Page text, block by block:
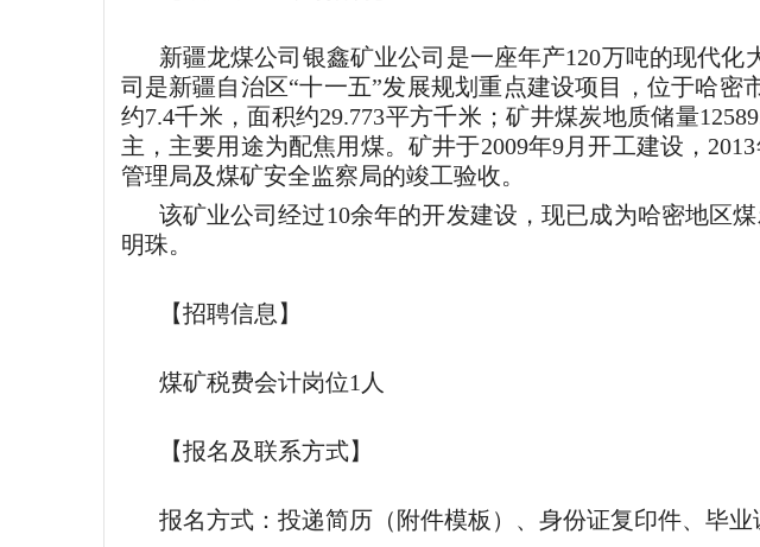
新疆龙煤公司银鑫矿业公司是一座年产120万吨的现代
司是新疆自治区“十一五”发展规划重点建设项目，位于哈
约7.4千米，面积约29.773平方千米；矿井煤炭地质储量
主，主要用途为配焦用煤。矿井于2009年9月开工建设，
管理局及煤矿安全监察局的竣工验收。
该矿业公司经过10余年的开发建设，现已成为哈密地区
明珠。
【招聘信息】
煤矿税费会计岗位1人
【报名及联系方式】
报名方式：投递简历（附件模板）、身份证复印件、毕业